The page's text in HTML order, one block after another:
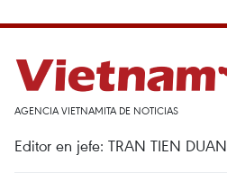
AGENCIA VIETNAMITA DE NOTICIAS
Editor en jefe: TRAN TIEN DUAN